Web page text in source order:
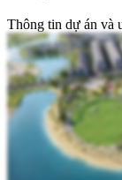
Thông tin dự án và